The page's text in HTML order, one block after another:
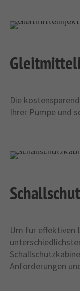
Die
Ihrer Pumpe und
Um für effektiven
Anforderungen